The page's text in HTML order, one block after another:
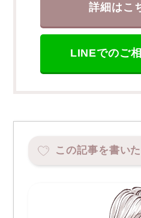
詳細はこ
LINEでのご
この記事を書い